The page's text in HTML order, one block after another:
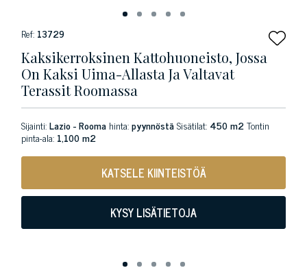
Ref: 13729
Kaksikerroksinen Kattohuoneisto, Jossa
On Kaksi Uima-Allasta Ja Valtavat
Terassit Roomassa
Sijainti:Lazio - Rooma hinta:pyynnöstäSisätilat: 450 m2Tontin
pinta-ala: 1,100 m2
KATSELE KIINTEISTÖÄ
KYSY LISÄTIETOJA